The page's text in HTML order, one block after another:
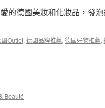
的德國美妝和化妝品，發
國Outlet, 德國品牌推薦, 德國好物推薦,
Beauté